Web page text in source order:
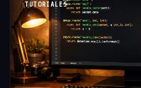
TUTORIALES